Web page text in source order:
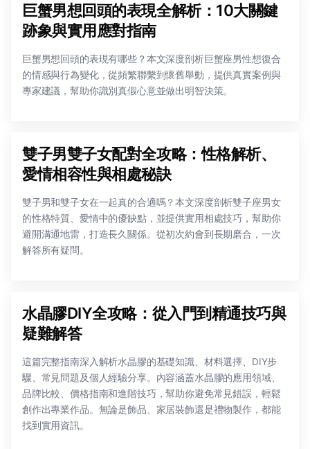
巨蟹男想回頭的表現全解析：10大關鍵
跡象與實用應對指南
巨蟹男想回頭的表現有哪些？本文深度剖析巨蟹座男性想復合
的情感與行為變化，從頻繁聯繫到懷舊舉動，提供真實案例與
專家建議，幫助你識別真假心意並做出明智決策。
雙子男雙子女配對全攻略：性格解析、
愛情相容性與相處秘訣
雙子男和雙子女在一起真的合適嗎？本文深度剖析雙子座男女
的性格特質、愛情中的優缺點，並提供實用相處技巧，幫助你
避開溝通地雷，打造長久關係。從初次約會到長期磨合，一次
解答所有疑問。
水晶膠DIY全攻略：從入門到精通技巧與
疑難解答
這篇完整指南深入解析水晶膠的基礎知識、材料選擇、DIY步
驟、常見問題及個人經驗分享。內容涵蓋水晶膠的應用領域、
品牌比較、價格指南和進階技巧，幫助你避免常見錯誤，輕鬆
創作出專業作品。無論是飾品、家居裝飾還是禮物製作，都能
找到實用資訊。